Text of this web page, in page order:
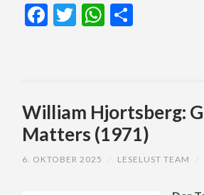
Facebook
TwitterWhatsApp
William Hjortsberg:
Matters (1971)
6. OKTOBER 2025 LESELUST TEAM